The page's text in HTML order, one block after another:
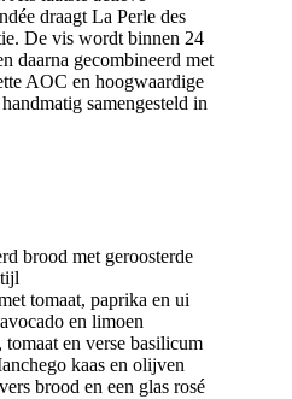
draagt La Perle des
De vis wordt binnen 24
daarna gecombineerd met
AOC en hoogwaardige
samengesteld in
brood met geroosterde
tomaat, paprika en ui
en limoen
en verse basilicum
kaas en olijven
brood en een glas rosé